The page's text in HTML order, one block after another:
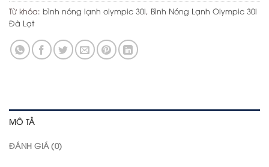
Từ khóa: bình nóng lạnh olympic 30l, Bình Nóng Lạnh Olympic 30l
Đà Lạt
MÔ TẢ
ĐÁNH GIÁ (0)